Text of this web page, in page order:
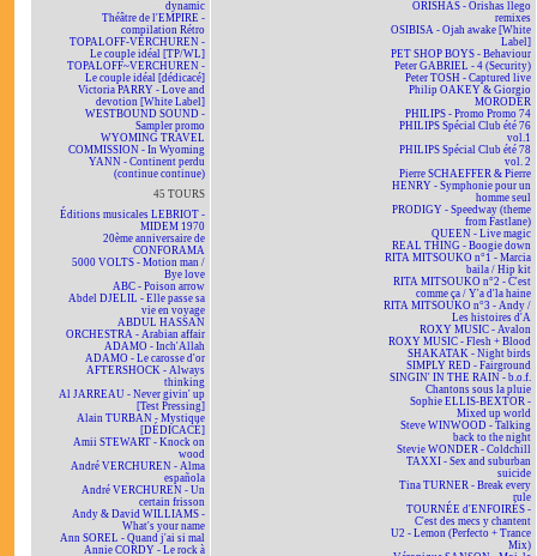
dynamic
Théâtre de l'EMPIRE -
compilation Rétro
TOPALOFF-VERCHUREN -
Le couple idéal [TP/WL]
TOPALOFF~VERCHUREN -
Le couple idéal [dédicacé]
Victoria PARRY - Love and
devotion [White Label]
WESTBOUND SOUND -
Sampler promo
WYOMING TRAVEL
COMMISSION - In Wyoming
YANN - Continent perdu
(continue continue)
45 TOURS
Éditions musicales LEBRIOT -
MIDEM 1970
20ème anniversaire de
CONFORAMA
5000 VOLTS - Motion man /
Bye love
ABC - Poison arrow
Abdel DJELIL - Elle passe sa
vie en voyage
ABDUL HASSAN
ORCHESTRA - Arabian affair
ADAMO - Inch'Allah
ADAMO - Le carosse d'or
AFTERSHOCK - Always
thinking
Al JARREAU - Never givin' up
[Test Pressing]
Alain TURBAN - Mystique
[DÉDICACÉ]
Amii STEWART - Knock on
wood
André VERCHUREN - Alma
española
André VERCHUREN - Un
certain frisson
Andy & David WILLIAMS -
What's your name
Ann SOREL - Quand j'ai si mal
Annie CORDY - Le rock à
ORISHAS - Orishas llego
remixes
OSIBISA - Ojah awake [White
Label]
PET SHOP BOYS - Behaviour
Peter GABRIEL - 4 (Security)
Peter TOSH - Captured live
Philip OAKEY & Giorgio
MORODER
PHILIPS - Promo Promo 74
PHILIPS Spécial Club été 76
vol.1
PHILIPS Spécial Club été 78
vol. 2
Pierre SCHAEFFER & Pierre
HENRY - Symphonie pour un
homme seul
PRODIGY - Speedway (theme
from Fastlane)
QUEEN - Live magic
REAL THING - Boogie down
RITA MITSOUKO n°1 - Marcia
baila / Hip kit
RITA MITSOUKO n°2 - C'est
comme ça / Y'a d'la haine
RITA MITSOUKO n°3 - Andy /
Les histoires d'A
ROXY MUSIC - Avalon
ROXY MUSIC - Flesh + Blood
SHAKATAK - Night birds
SIMPLY RED - Fairground
SINGIN' IN THE RAIN - b.o.f.
Chantons sous la pluie
Sophie ELLIS-BEXTOR -
Mixed up world
Steve WINWOOD - Talking
back to the night
Stevie WONDER - Coldchill
TAXXI - Sex and suburban
suicide
Tina TURNER - Break every
rule
TOURNÉE d'ENFOIRÉS -
C'est des mecs y chantent
U2 - Lemon (Perfecto + Trance
Mix)